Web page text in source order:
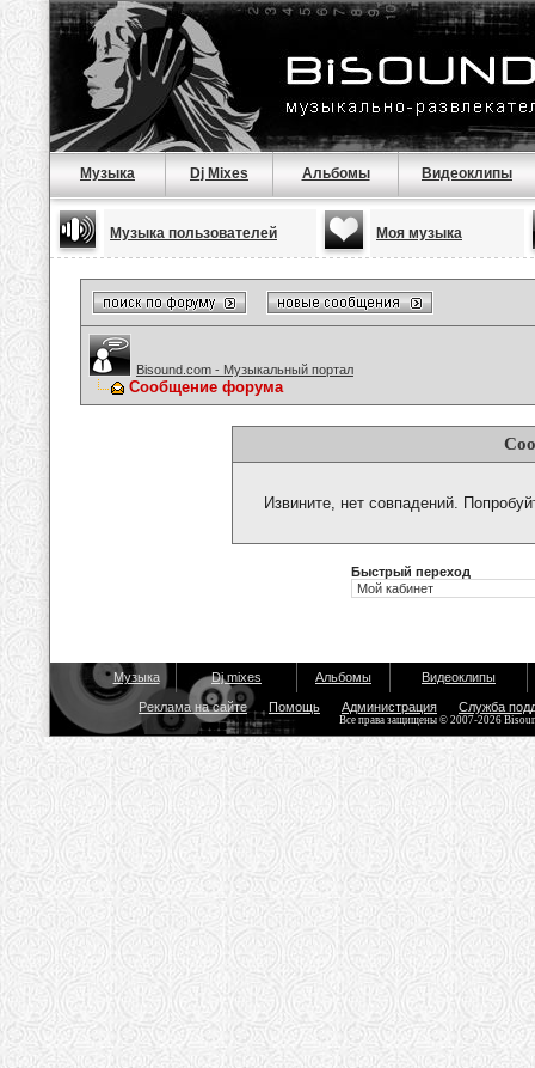
Музыка Dj Mixes Альбомы Видеоклипы
Музыка пользователей Моя музыка
Bisound.com - Музыкальный портал
Сообщение форума
Извините, нет совпадений.
Быстрый переход
Музыка Dj mixes Альбомы Видеоклипы
Реклама на сайте Помощь Администрация Служба
Все права защищены © 2007-2026